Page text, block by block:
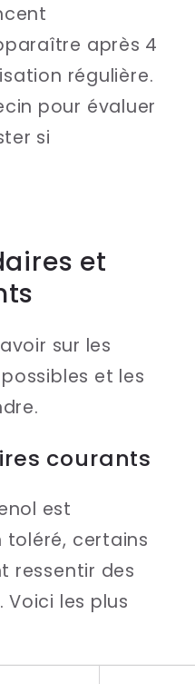
après 4
régulière.
pour évaluer
si
et
sur les
et les
courants
est
toléré, certains
ressentir des
les plus